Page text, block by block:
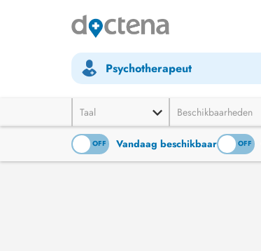
Psychotherapeut
Taal Beschikbaarheden
OFF Vandaag beschikbaar
ON OFF